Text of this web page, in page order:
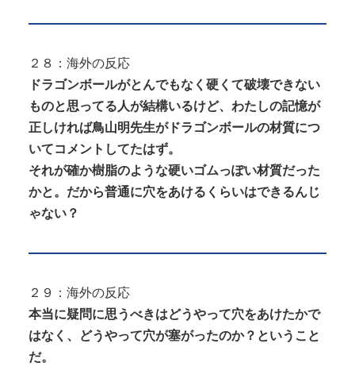
２８：海外の反応
ドラゴンボールがとんでもなく硬くて破壊できない
ものと思ってる人が結構いるけど、わたしの記憶が
正しければ鳥山明先生がドラゴンボールの材質につ
いてコメントしてたはず。
それが確か樹脂のような硬いゴムっぽい材質だった
かと。だから普通に穴をあけるくらいはできるんじ
ゃない？
２９：海外の反応
本当に疑問に思うべきはどうやって穴をあけたかで
はなく、どうやって穴が塞がったのか？ということ
だ。